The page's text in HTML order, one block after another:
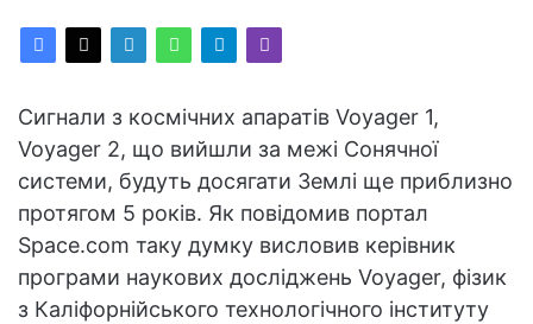
Сигнали з космічних апаратів Voyager 1,
Voyager 2, що вийшли за межі Сонячної
системи, будуть досягати Землі ще приблизно
протягом 5 років. Як повідомив портал
Space.com таку думку висловив керівник
програми наукових досліджень Voyager, фізик
з Каліфорнійського технологічного інституту